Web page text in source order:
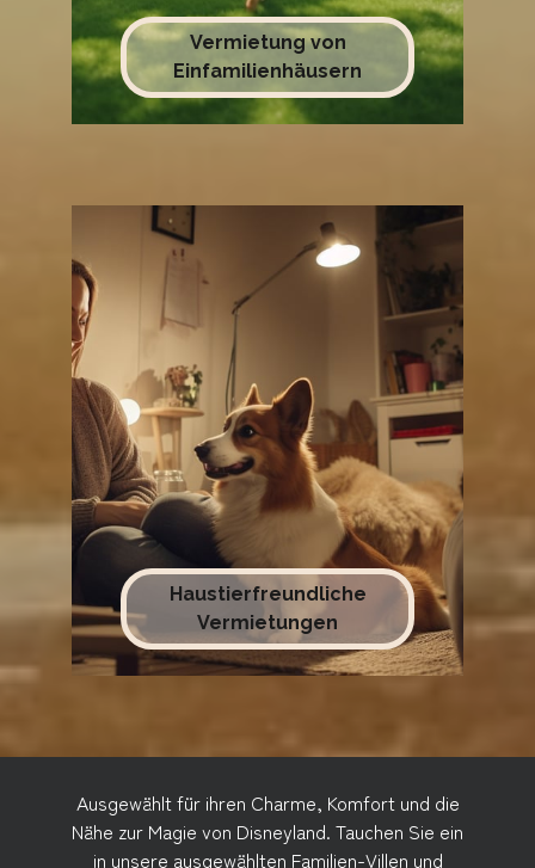
Vermietung von
Einfamilienhäusern
Haustierfreundliche
Vermietungen
Ausgewählt für ihren Charme, Komfort und die
Nähe zur Magie von Disneyland. Tauchen Sie ein
in unsere ausgewählten Familien-Villen und